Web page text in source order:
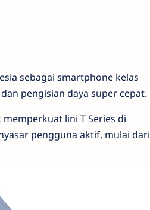
sebagai smartphone kelas
pengisian daya super cepat.
lini T Series di
pengguna aktif, mulai dari